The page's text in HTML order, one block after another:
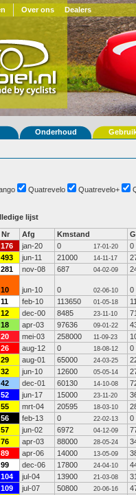
Over ons Dealers
Onderhoud
Quatrevelo Quatrevelo+
lijst
Nr Afg Kmstand
176 jan-20 0 17-01-20
0
493 jun-11 21000 14-11-17
281 nov-08 687 04-02-09
10 jun-10 0 02-06-10
0
11 feb-10 113650 01-05-18
12 dec-00 8485 23-11-10
18 apr-03 97636 09-01-22
20 mei-03 258000 11-09-23
26 aug-12 0 18-08-12
0
29 aug-01 65000 24-03-25
32 jun-10 12600 05-05-14
42 dec-01 60130 14-10-08
52 jun-17 15000 23-11-20
55 mrt-04 20595 18-03-10
56 feb-13 0 22-02-13
0
57 jun-02 6972 04-12-09
76 apr-03 88000 28-05-24
89 apr-06 14000 13-05-09
99 dec-06 17800 24-04-10
104 jul-04 13900 21-03-08
109 jul-07 50800 20-06-16